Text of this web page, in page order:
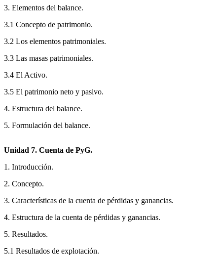
3. Elementos del balance.
3.1 Concepto de patrimonio.
3.2 Los elementos patrimoniales.
3.3 Las masas patrimoniales.
3.4 El Activo.
3.5 El patrimonio neto y pasivo.
4. Estructura del balance.
5. Formulación del balance.
Unidad 7. Cuenta de PyG.
1. Introducción.
2. Concepto.
3. Características de la cuenta de pérdidas y ganancias.
4. Estructura de la cuenta de pérdidas y ganancias.
5. Resultados.
5.1 Resultados de explotación.